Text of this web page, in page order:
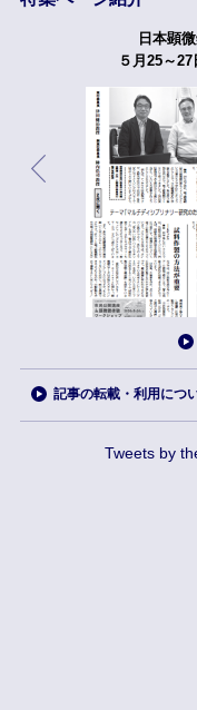
日本顕
５月25～
記事の転載・利用につ
Tweets by